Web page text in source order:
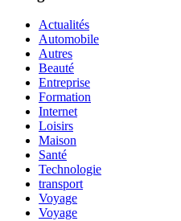
Actualités
Automobile
Autres
Beauté
Entreprise
Formation
Internet
Loisirs
Maison
Santé
Technologie
transport
Voyage
Voyage